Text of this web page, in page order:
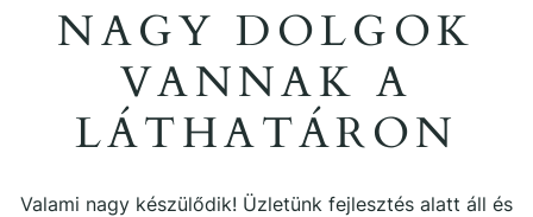
NAGY DOLGOK
VANNAK A
LÁTHATÁRON
Valami nagy készülődik! Üzletünk fejlesztés alatt áll és